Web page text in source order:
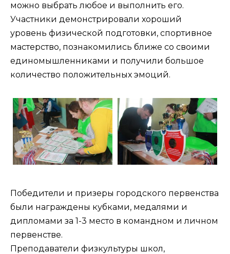
можно выбрать любое и выполнить его.
Участники демонстрировали хороший
уровень физической подготовки, спортивное
мастерство, познакомились ближе со своими
единомышленниками и получили большое
количество положительных эмоций.
Победители и призеры городского первенства
были награждены кубками, медалями и
дипломами за 1-3 место в командном и личном
первенстве.
Преподаватели физкультуры школ,